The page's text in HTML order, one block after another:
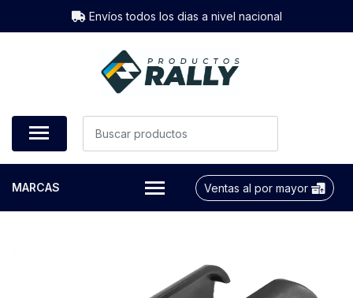
Envíos todos los dias a nivel nacional
MARCAS Ventas al por mayor